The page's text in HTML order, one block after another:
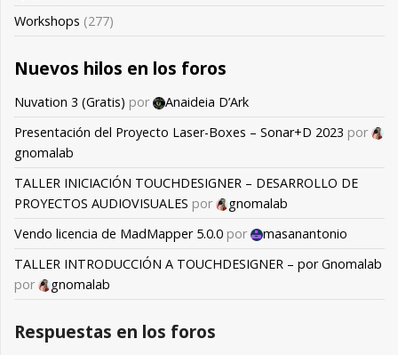
Workshops (277)
Nuevos hilos en los foros
Nuvation 3 (Gratis) por
Anaideia D’Ark
Presentación del Proyecto Laser-Boxes – Sonar+D 2023 por
gnomalab
TALLER INICIACIÓN TOUCHDESIGNER – DESARROLLO DE
PROYECTOS AUDIOVISUALES por
gnomalab
Vendo licencia de MadMapper 5.0.0 por
masanantonio
TALLER INTRODUCCIÓN A TOUCHDESIGNER – por Gnomalab
por
gnomalab
Respuestas en los foros